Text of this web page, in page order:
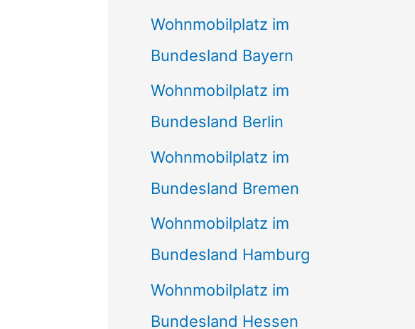
Wohnmobilplatz im
Bundesland Bayern
Wohnmobilplatz im
Bundesland Berlin
Wohnmobilplatz im
Bundesland Bremen
Wohnmobilplatz im
Bundesland Hamburg
Wohnmobilplatz im
Bundesland Hessen